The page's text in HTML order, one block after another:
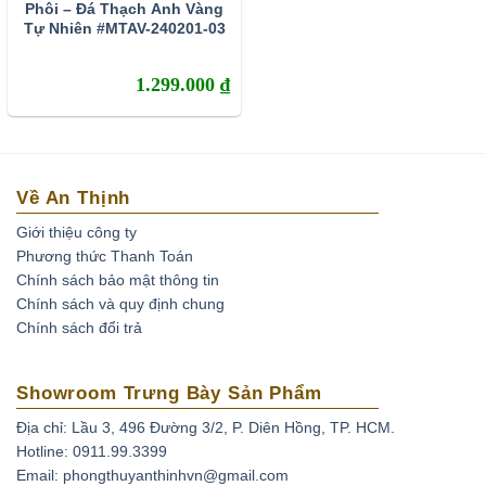
mệnh Hỏa nhất.
đá dành tặng cho những ai sinh nhật vào tháng 11 của
năng lượng mạnh mẽ, trù phú và thịnh vượng. Vậy nên
có cho mình một hốc đá Thạch anh vàng là điều nên
làm đúng không? Nhưng hãy nhớ lựa chọn cửa hàng
uy tín để yên tâm về chất lượng bạn nhé.
Phôi – Đá Thạch Anh Vàng
Tự Nhiên #MTAV-240201-03
1.299.000 ₫
Về An Thịnh
Giới thiệu công ty
Phương thức Thanh Toán
Chính sách bảo mật thông tin
Chính sách và quy định chung
Chính sách đổi trả
Showroom Trưng Bày Sản Phẩm
Địa chỉ: Lầu 3, 496 Đường 3/2, P. Diên Hồng, TP. HCM.
Hotline: 0911.99.3399
Email: phongthuyanthinhvn@gmail.com